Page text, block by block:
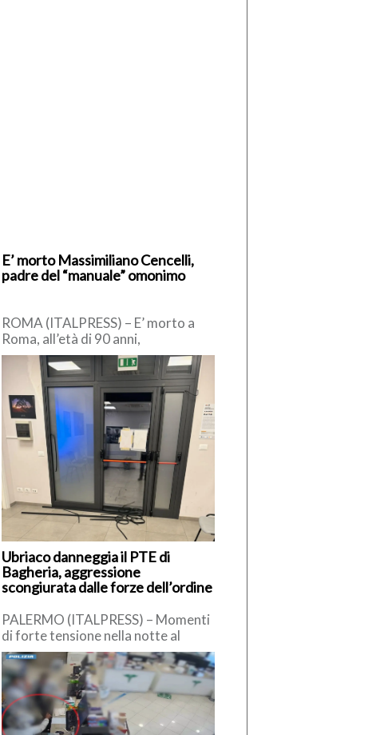
E’ morto Massimiliano Cencelli,
padre del “manuale” omonimo
ROMA (ITALPRESS) – E’ morto a
Roma, all’età di 90 anni,
Massimiliano Cencelli, funzionario
della Democrazia Cristiana degli
anni ’60. […]
Ubriaco danneggia il PTE di
Bagheria, aggressione
scongiurata dalle forze dell’ordine
PALERMO (ITALPRESS) – Momenti
di forte tensione nella notte al
Punto Territoriale di Emergenza
(PTE) di Bagheria, dove un uomo
[…]